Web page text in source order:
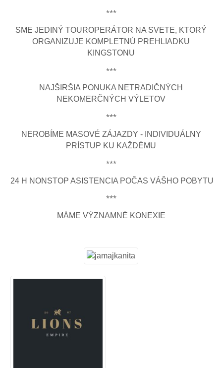
***
SME JEDINÝ TOUROPERÁTOR NA SVETE, KTORÝ
ORGANIZUJE KOMPLETNÚ PREHLIADKU
KINGSTONU
***
NAJŠIRŠIA PONUKA NETRADIČNÝCH
NEKOMERČNÝCH VÝLETOV
***
NEROBÍME MASOVÉ ZÁJAZDY - INDIVIDUÁLNY
PRÍSTUP KU KAŽDÉMU
***
24 H NONSTOP ASISTENCIA POČAS VÁŠHO POBYTU
***
MÁME VÝZNAMNÉ KONEXIE